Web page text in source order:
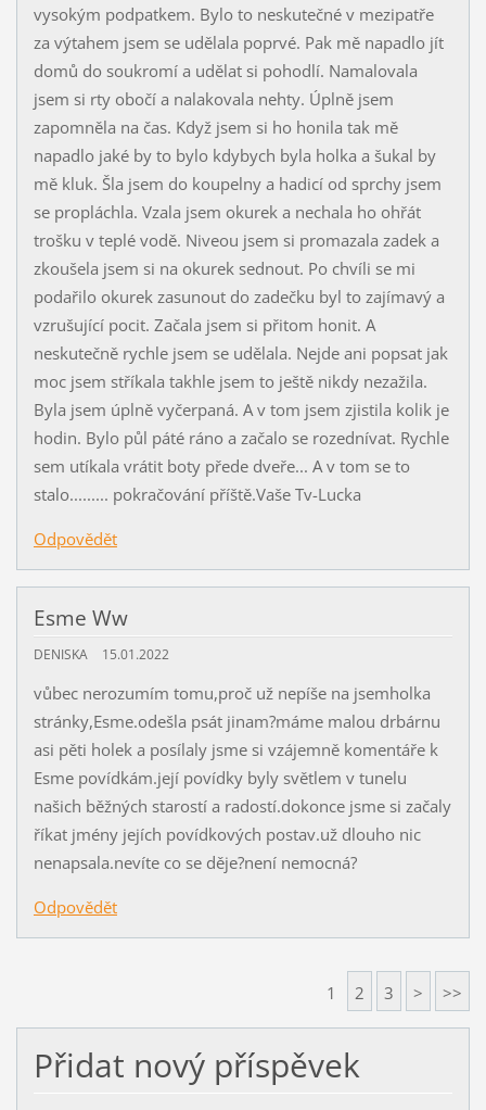
vysokým podpatkem. Bylo to neskutečné v mezipatře
za výtahem jsem se udělala poprvé. Pak mě napadlo jít
domů do soukromí a udělat si pohodlí. Namalovala
jsem si rty obočí a nalakovala nehty. Úplně jsem
zapomněla na čas. Když jsem si ho honila tak mě
napadlo jaké by to bylo kdybych byla holka a šukal by
mě kluk. Šla jsem do koupelny a hadicí od sprchy jsem
se propláchla. Vzala jsem okurek a nechala ho ohřát
trošku v teplé vodě. Niveou jsem si promazala zadek a
zkoušela jsem si na okurek sednout. Po chvíli se mi
podařilo okurek zasunout do zadečku byl to zajímavý a
vzrušující pocit. Začala jsem si přitom honit. A
neskutečně rychle jsem se udělala. Nejde ani popsat jak
moc jsem stříkala takhle jsem to ještě nikdy nezažila.
Byla jsem úplně vyčerpaná. A v tom jsem zjistila kolik je
hodin. Bylo půl páté ráno a začalo se rozednívat. Rychle
sem utíkala vrátit boty přede dveře... A v tom se to
stalo......... pokračování příště.Vaše Tv-Lucka
Odpovědět
Esme Ww
DENISKA 15.01.2022
vůbec nerozumím tomu,proč už nepíše na jsemholka
stránky,Esme.odešla psát jinam?máme malou drbárnu
asi pěti holek a posílaly jsme si vzájemně komentáře k
Esme povídkám.její povídky byly světlem v tunelu
našich běžných starostí a radostí.dokonce jsme si začaly
říkat jmény jejích povídkových postav.už dlouho nic
nenapsala.nevíte co se děje?není nemocná?
Odpovědět
1 2 3 > >>
Přidat nový příspěvek